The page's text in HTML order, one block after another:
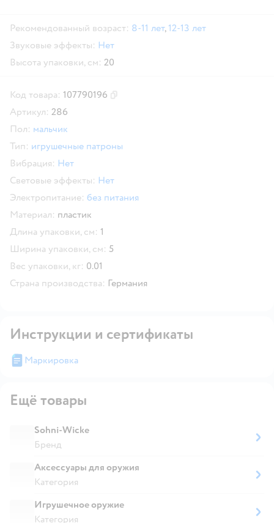
Рекомендованный возраст: 8-11 лет,12-13 лет
Звуковые эффекты: Нет
Высота упаковки, см: 20
Код товара: 107790196
Артикул: 286
Пол: мальчик
Тип: игрушечные патроны
Вибрация: Нет
Световые эффекты: Нет
Электропитание: без питания
Материал: пластик
Длина упаковки, см: 1
Ширина упаковки, см: 5
Вес упаковки, кг: 0.01
Страна производства: Германия
Инструкции и сертификаты
Маркировка
Ещё товары
Sohni-Wicke
Бренд
Аксессуары для оружия
Категория
Игрушечное оружие
Категория